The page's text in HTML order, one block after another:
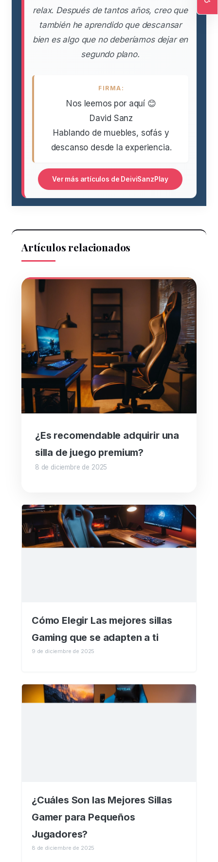
relax. Después de tantos años, creo que
también he aprendido que descansar
bien es algo que no deberíamos dejar en
segundo plano.
FIRMA:
Nos leemos por aquí 😊
David Sanz
Hablando de muebles, sofás y
descanso desde la experiencia.
Ver más artículos de DeiviSanzPlay
Artículos relacionados
¿Es recomendable adquirir una
silla de juego premium?
8 de diciembre de 2025
Cómo Elegir Las mejores sillas
Gaming que se adapten a ti
9 de diciembre de 2025
¿Cuáles Son las Mejores Sillas
Gamer para Pequeños
Jugadores?
8 de diciembre de 2025